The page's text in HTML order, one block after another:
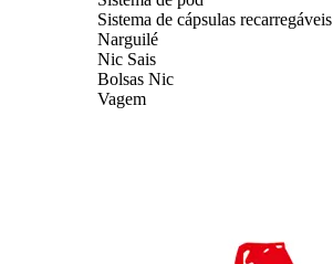
Sistema de cápsulas recarregáveis
Narguilé
Nic Sais
Bolsas Nic
Vagem